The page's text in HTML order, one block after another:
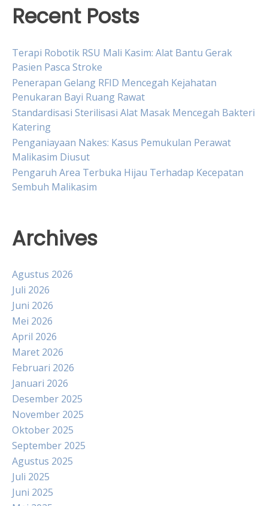
Recent Posts
Terapi Robotik RSU Mali Kasim: Alat Bantu Gerak
Pasien Pasca Stroke
Penerapan Gelang RFID Mencegah Kejahatan
Penukaran Bayi Ruang Rawat
Standardisasi Sterilisasi Alat Masak Mencegah Bakteri
Katering
Penganiayaan Nakes: Kasus Pemukulan Perawat
Malikasim Diusut
Pengaruh Area Terbuka Hijau Terhadap Kecepatan
Sembuh Malikasim
Archives
Agustus 2026
Juli 2026
Juni 2026
Mei 2026
April 2026
Maret 2026
Februari 2026
Januari 2026
Desember 2025
November 2025
Oktober 2025
September 2025
Agustus 2025
Juli 2025
Juni 2025